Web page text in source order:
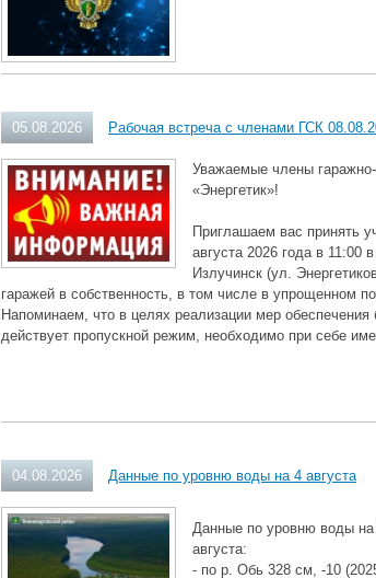
05.08.2026 Рабочая встреча с членами ГСК
Уважаемые члены гаражно-
«Энергетик»!
Приглашаем вас принять
августа 2026 года в 11:00
Излучинск (ул.
гаражей в собственность, в том числе в упрощенном
Напоминаем, что в целях реализации мер
действует пропускной режим, необходимо при себе
04.08.2026 Данные по уровню воды на 4 августа
Данные по уровню воды на
августа:
- по р. Обь 328 см, -10